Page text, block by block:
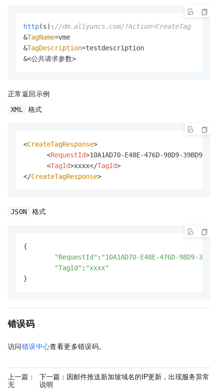
http(s): //dm.aliyuncs.com/?Action=CreateTag
&TagName=vme
&TagDescription=testdescription
&<公共请求参数>
正常返回示例
XML 格式
<CreateTagResponse>
<RequestId>10A1AD70-E48E-476D-98D9-
<TagId>xxxx</TagId>
</CreateTagResponse>
JSON 格式
{
"RequestId" : "10A1AD70-E48E-476D-98D9-
"TagId" : "xxxx"
}
错误码
访问错误中心查看更多错误码。
上一篇：
无
下一篇： 因邮件推送新加坡域名的IP更新，出现服务异常
说明